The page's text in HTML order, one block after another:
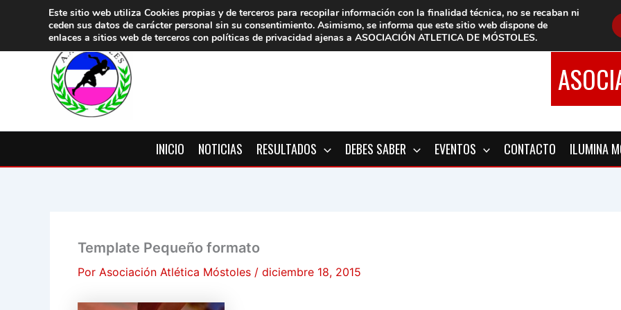
contenido
INICIO NOTICIAS RESULTADOS DEBES SABER EVENTOS CONTACTO ILUMINA
Template Pequeño formato
Por Asociación Atlética Móstoles / diciembre 18, 2015
Este sitio web utiliza Cookies propias y de terceros para recopilar información con la finalidad técnica, no se recaban ni
ceden sus datos de carácter personal sin su consentimiento. Asimismo, se informa que este sitio web dispone de
enlaces a sitios web de terceros con políticas de privacidad ajenas a ASOCIACIÓN ATLETICA DE MÓSTOLES.